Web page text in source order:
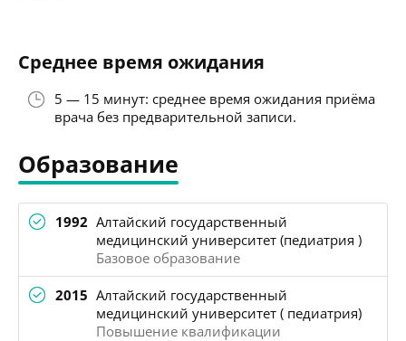
Среднее время ожидания
5 — 15 минут: среднее время ожидания приёма
врача без предварительной записи.
Образование
1992 Алтайский государственный
медицинский университет (педиатрия )
Базовое образование
2015 Алтайский государственный
медицинский университет ( педиатрия)
Повышение квалификации